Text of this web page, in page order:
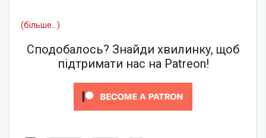
(більше…)
Сподобалось? Знайди хвилинку, щоб
підтримати нас на Patreon!